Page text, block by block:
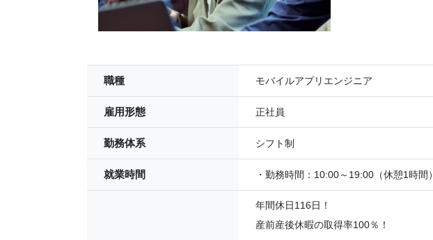
職種 モバイルアプリエンジニア
雇用形態 正社員
勤務体系 シフト制
就業時間 ・勤務時間：10:00～19:00（休憩1時間）
年間休日116日！
産前産後休暇の取得率100％！